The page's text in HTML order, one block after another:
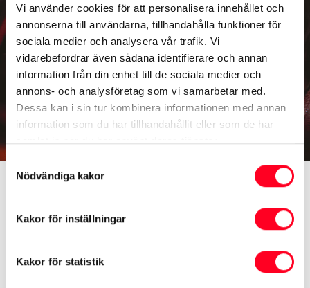
Vi använder cookies för att personalisera innehållet och
annonserna till användarna, tillhandahålla funktioner för
sociala medier och analysera vår trafik. Vi
vidarebefordrar även sådana identifierare och annan
information från din enhet till de sociala medier och
annons- och analysföretag som vi samarbetar med.
Dessa kan i sin tur kombinera informationen med annan
information som du har tillhandahållit eller som de har
samlat in när du har använt deras tjänster.
Samtyckesval
Nödvändiga kakor
Kakor för inställningar
Kakor för statistik
Trygghetsassistans
Toyota Trygghetsassistans gäller i ett år räknat från
gäller för driftsstopp som förhindrar fortsatt färd och